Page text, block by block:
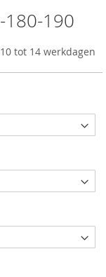
180-190
10 tot 14 werkdagen